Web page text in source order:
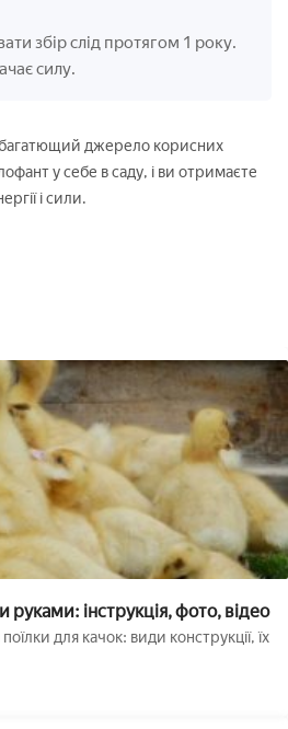
збір слід протягом 1 року.
силу.
джерело корисних
у себе в саду, і ви отримаєте
і сили.
руками: інструкція, фото, відео
для качок: види конструкції, їх